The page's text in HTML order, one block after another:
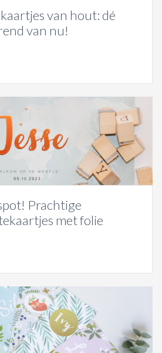
van hout: dé
van nu!
Prachtige
met folie